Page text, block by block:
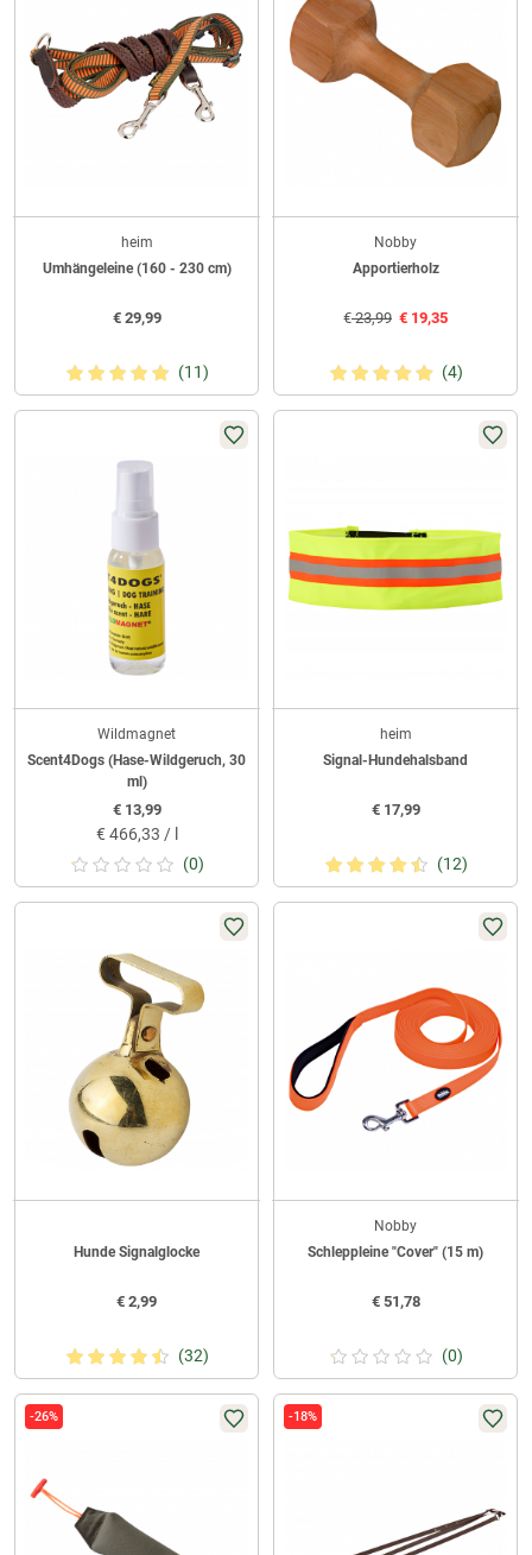
heim
Umhängeleine (160 - 230 cm)
€29,99
(11)
Nobby
Apportierholz
€23,99 € 19,35
(4)
Wildmagnet
Scent4Dogs (Hase-Wildgeruch, 30
ml)
€13,99
€ 466,33 / l
(0)
heim
Signal-Hundehalsband
€17,99
(12)
Hunde Signalglocke
€ 2,99
(32)
Nobby
Schleppleine "Cover" (15 m)
€51,78
(0)
-26% -18%